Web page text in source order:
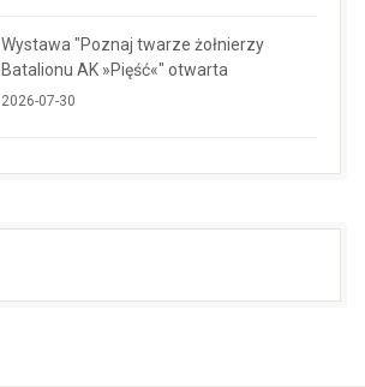
Wystawa "Poznaj twarze żołnierzy
Batalionu AK »Pięść«" otwarta
2026-07-30